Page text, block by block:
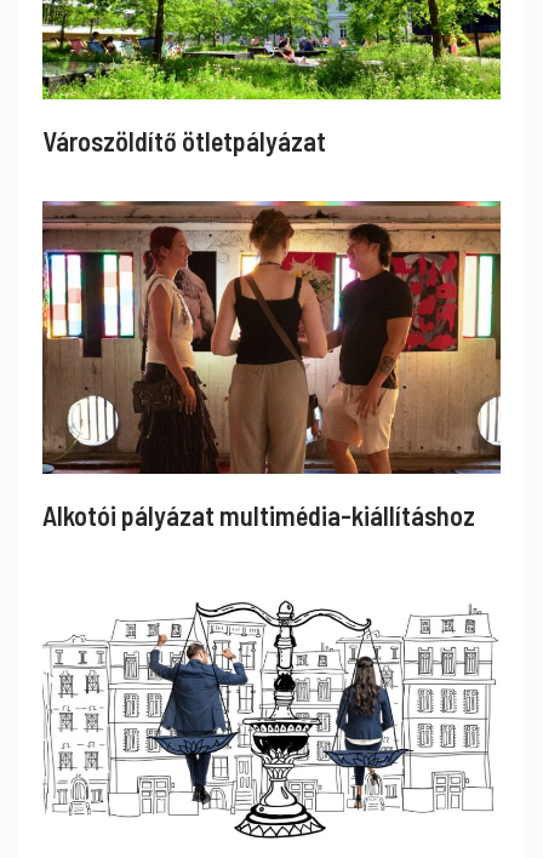
Városzöldítő ötletpályázat
Alkotói pályázat multimédia-kiállításhoz